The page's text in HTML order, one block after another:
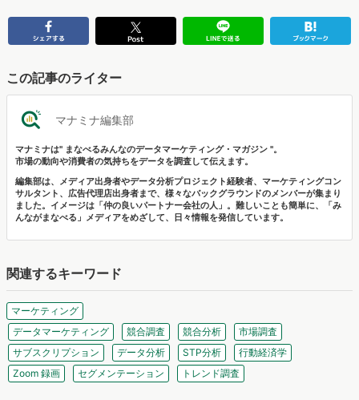
この記事のライター
マナミナ編集部
マナミナは" まなべるみんなのデータマーケティング・マガジン "。
市場の動向や消費者の気持ちをデータを調査して伝えます。
編集部は、メディア出身者やデータ分析プロジェクト経験者、マーケティングコン
サルタント、広告代理店出身者まで、様々なバックグラウンドのメンバーが集まり
ました。イメージは「仲の良いパートナー会社の人」。難しいことも簡単に、「み
んながまなべる」メディアをめざして、日々情報を発信しています。
関連するキーワード
マーケティング
データマーケティング
競合調査 競合分析
市場調査
サブスクリプション
データ分析 STP分析
行動経済学
Zoom 録画
セグメンテーション トレンド調査